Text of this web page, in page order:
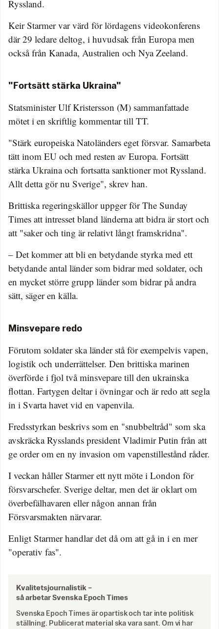
Ryssland.
Keir Starmer var värd för lördagens videokonferens
där 29 ledare deltog, i huvudsak från Europa men
också från Kanada, Australien och Nya Zeeland.
"Fortsätt stärka Ukraina"
Statsminister Ulf Kristersson (M) sammanfattade
mötet i en skriftlig kommentar till TT.
"Stärk europeiska Natoländers eget försvar. Samarbeta
tätt inom EU och med resten av Europa. Fortsätt
stärka Ukraina och fortsatta sanktioner mot Ryssland.
Allt detta gör nu Sverige", skrev han.
Brittiska regeringskällor uppger för The Sunday
Times att intresset bland länderna att bidra är stort och
att "saker och ting är relativt långt framskridna".
– Det kommer att bli en betydande styrka med ett
betydande antal länder som bidrar med soldater, och
en mycket större grupp länder som bidrar på andra
sätt, säger en källa.
Minsvepare redo
Förutom soldater ska länder stå för exempelvis vapen,
logistik och underrättelser. Den brittiska marinen
överförde i fjol två minsvepare till den ukrainska
flottan. Fartygen deltar i övningar och är redo att segla
in i Svarta havet vid en vapenvila.
Fredsstyrkan beskrivs som en "snubbeltråd" som ska
avskräcka Rysslands president Vladimir Putin från att
ge order om en ny invasion om vapenstillestånd råder.
I veckan håller Starmer ett nytt möte i London för
försvarschefer. Sverige deltar, men det är oklart om
överbefälhavaren eller någon annan från
Försvarsmakten närvarar.
Enligt Starmer handlar det då om att gå in i en mer
"operativ fas".
Kvalitetsjournalistik –
så arbetar Svenska Epoch Times
Svenska Epoch Times är opartisk och tar inte politisk
ställning. Publicerat material ska vara sant. Om vi har